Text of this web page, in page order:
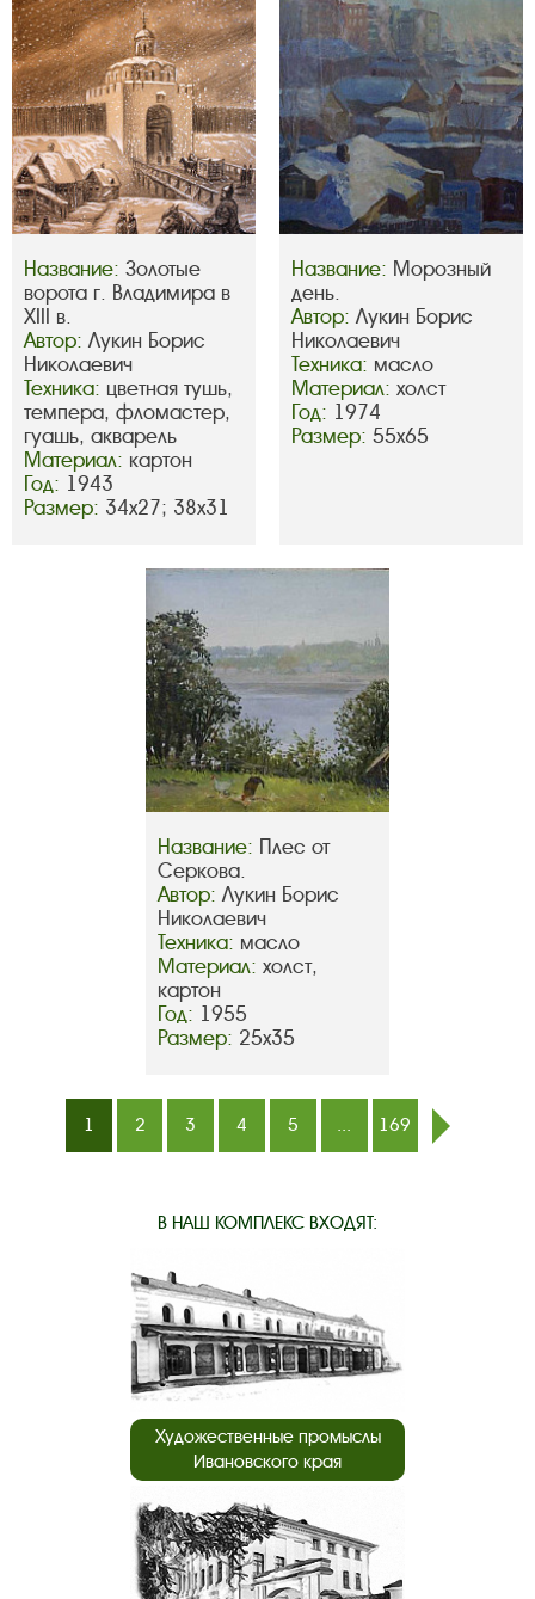
Название: Золотые
ворота г. Владимира в
XIII в.
Автор: Лукин Борис
Николаевич
Техника: цветная тушь,
темпера, фломастер,
гуашь, акварель
Материал: картон
Год: 1943
Размер: 34х27; 38х31
Название: Морозный
день.
Автор: Лукин Борис
Николаевич
Техника: масло
Материал: холст
Год: 1974
Размер: 55х65
Название: Плес от
Серкова.
Автор: Лукин Борис
Николаевич
Техника: масло
Материал: холст,
картон
Год: 1955
Размер: 25х35
1 2 3 4 5 ...
169
В НАШ КОМПЛЕКС ВХОДЯТ:
Художественные промыслы
Ивановского края